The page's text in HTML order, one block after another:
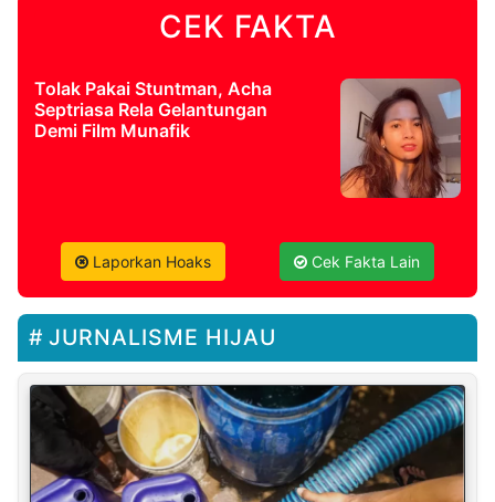
CEK FAKTA
Tolak Pakai Stuntman, Acha
Septriasa Rela Gelantungan
Demi Film Munafik
Laporkan Hoaks Cek Fakta Lain
JURNALISME HIJAU